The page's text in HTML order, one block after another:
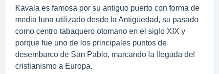
Kavala es famosa por su antiguo puerto con forma de
media luna utilizado desde la Antigüedad, su pasado
como centro tabaquero otomano en el siglo XIX y
porque fue uno de los principales puntos de
desembarco de San Pablo, marcando la llegada del
cristianismo a Europa.